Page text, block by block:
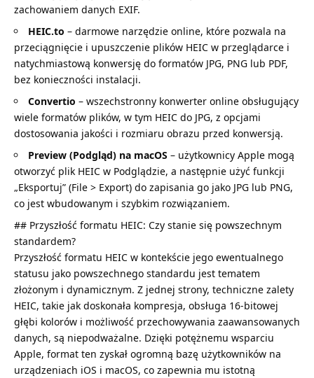
zachowaniem danych EXIF.
HEIC.to – darmowe narzędzie online, które pozwala na
przeciągnięcie i upuszczenie plików HEIC w przeglądarce i
natychmiastową konwersję do formatów JPG, PNG lub PDF,
bez konieczności instalacji.
Convertio – wszechstronny konwerter online obsługujący
wiele formatów plików, w tym HEIC do JPG, z opcjami
dostosowania jakości i rozmiaru obrazu przed konwersją.
Preview (Podgląd) na macOS – użytkownicy Apple mogą
otworzyć plik HEIC w Podglądzie, a następnie użyć funkcji
„Eksportuj” (File > Export) do zapisania go jako JPG lub PNG,
co jest wbudowanym i szybkim rozwiązaniem.
## Przyszłość formatu HEIC: Czy stanie się powszechnym
standardem?
Przyszłość formatu HEIC w kontekście jego ewentualnego
statusu jako powszechnego standardu jest tematem
złożonym i dynamicznym. Z jednej strony, techniczne zalety
HEIC, takie jak doskonała kompresja, obsługa 16-bitowej
głębi kolorów i możliwość przechowywania zaawansowanych
danych, są niepodważalne. Dzięki potężnemu wsparciu
Apple, format ten zyskał ogromną bazę użytkowników na
urządzeniach iOS i macOS, co zapewnia mu istotną